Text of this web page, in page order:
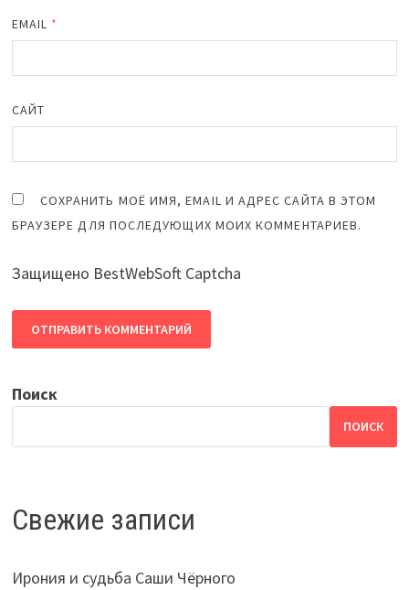
EMAIL *
САЙТ
СОХРАНИТЬ МОЁ ИМЯ, EMAIL И АДРЕС САЙТА В ЭТОМ
БРАУЗЕРЕ ДЛЯ ПОСЛЕДУЮЩИХ МОИХ КОММЕНТАРИЕВ.
Защищено BestWebSoft Captcha
Поиск
ПОИСК
Свежие записи
Ирония и судьба Саши Чёрного